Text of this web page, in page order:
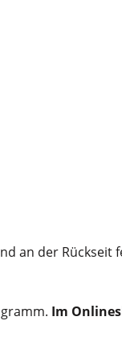
an der Rückseit
Im